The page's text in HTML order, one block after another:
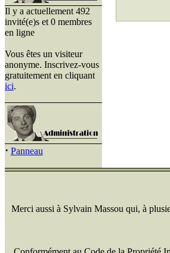
Il y a actuellement 492
invité(e)s et 0 membres
en ligne
Vous êtes un visiteur
anonyme. Inscrivez-vous
gratuitement en cliquant
ici.
· Panneau
Merci aussi à Sylvain Massou qui, à